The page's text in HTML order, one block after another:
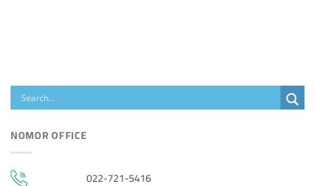
NOMOR OFFICE
022-721-5416